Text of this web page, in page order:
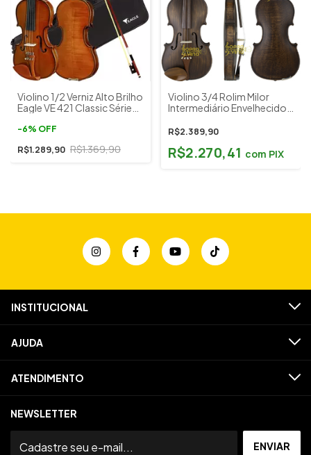
Violino 1/2 Verniz Alto Brilho
Eagle VE 421 Classic Séries
-6% OFF
R$1.289,90 R$1.369,90
Violino 3/4 Rolim Milor
Intermediário Envelhecido
R$2.389,90
R$2.270,41 com PIX
INSTITUCIONAL
AJUDA
ATENDIMENTO
NEWSLETTER